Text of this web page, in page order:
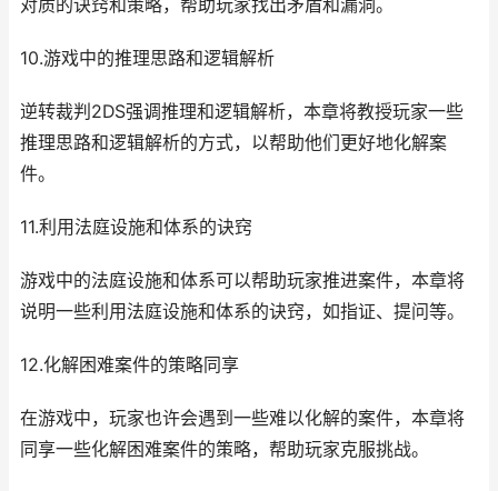
对质的诀窍和策略，帮助玩家找出矛盾和漏洞。
10.游戏中的推理思路和逻辑解析
逆转裁判2DS强调推理和逻辑解析，本章将教授玩家一些
推理思路和逻辑解析的方式，以帮助他们更好地化解案
件。
11.利用法庭设施和体系的诀窍
游戏中的法庭设施和体系可以帮助玩家推进案件，本章将
说明一些利用法庭设施和体系的诀窍，如指证、提问等。
12.化解困难案件的策略同享
在游戏中，玩家也许会遇到一些难以化解的案件，本章将
同享一些化解困难案件的策略，帮助玩家克服挑战。